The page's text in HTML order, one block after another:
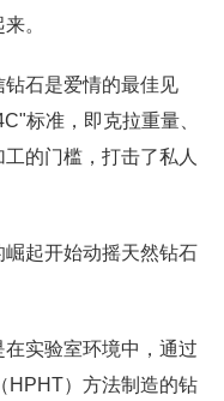
。
石是爱情的最佳见
标准，即克拉重量、
的门槛，打击了私人
起开始动摇天然钻石
实验室环境中，通过
HPHT）方法制造的钻